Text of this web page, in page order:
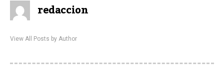
redaccion
View All Posts by Author